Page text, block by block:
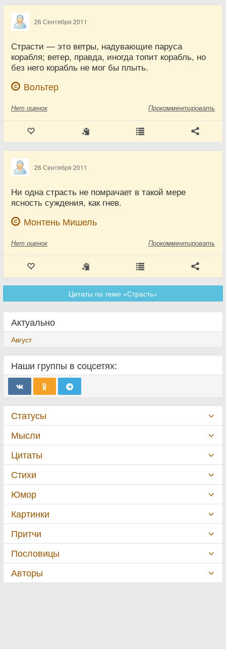
26 Сентября 2011
Страсти — это ветры, надувающие паруса
корабля; ветер, правда, иногда топит корабль, но
без него корабль не мог бы плыть.
Вольтер
Нет оценок Прокомментировать
26 Сентября 2011
Ни одна страсть не помрачает в такой мере
ясность суждения, как гнев.
Монтень Мишель
Нет оценок Прокомментировать
Цитаты по теме «Страсть»
Актуально
Август
Наши группы в соцсетях:
Статусы
Мысли
Цитаты
Стихи
Юмор
Картинки
Притчи
Пословицы
Авторы